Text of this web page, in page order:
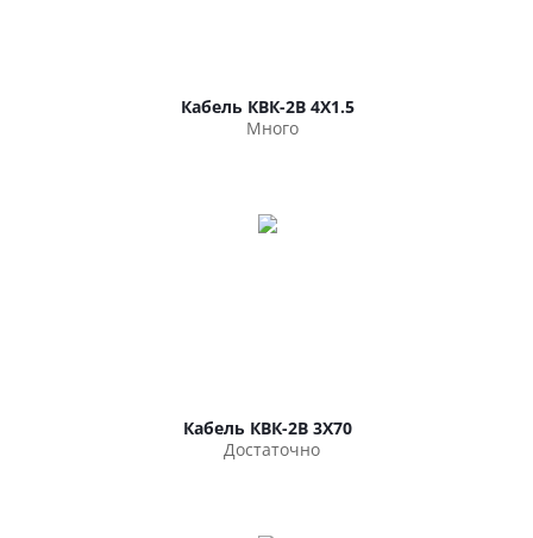
Кабель КВК-2В 4Х1.5
Много
Кабель КВК-2В 3Х70
Достаточно